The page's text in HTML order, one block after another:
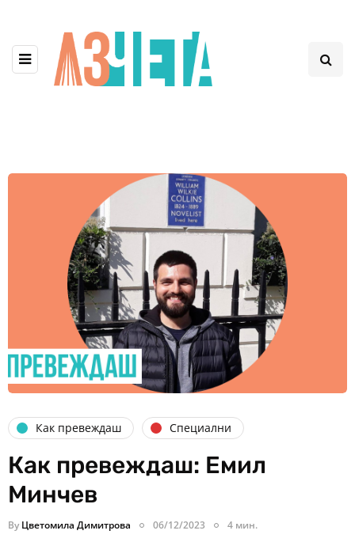
Как превеждаш Специални
Как превеждаш: Емил
Минчев
By Цветомила Димитрова 06/12/2023 4 мин.